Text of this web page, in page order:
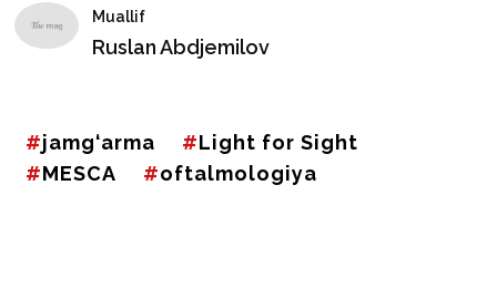
Muallif
Ruslan Abdjemilov
jamg‘arma
Light for Sight
MESCA
oftalmologiya